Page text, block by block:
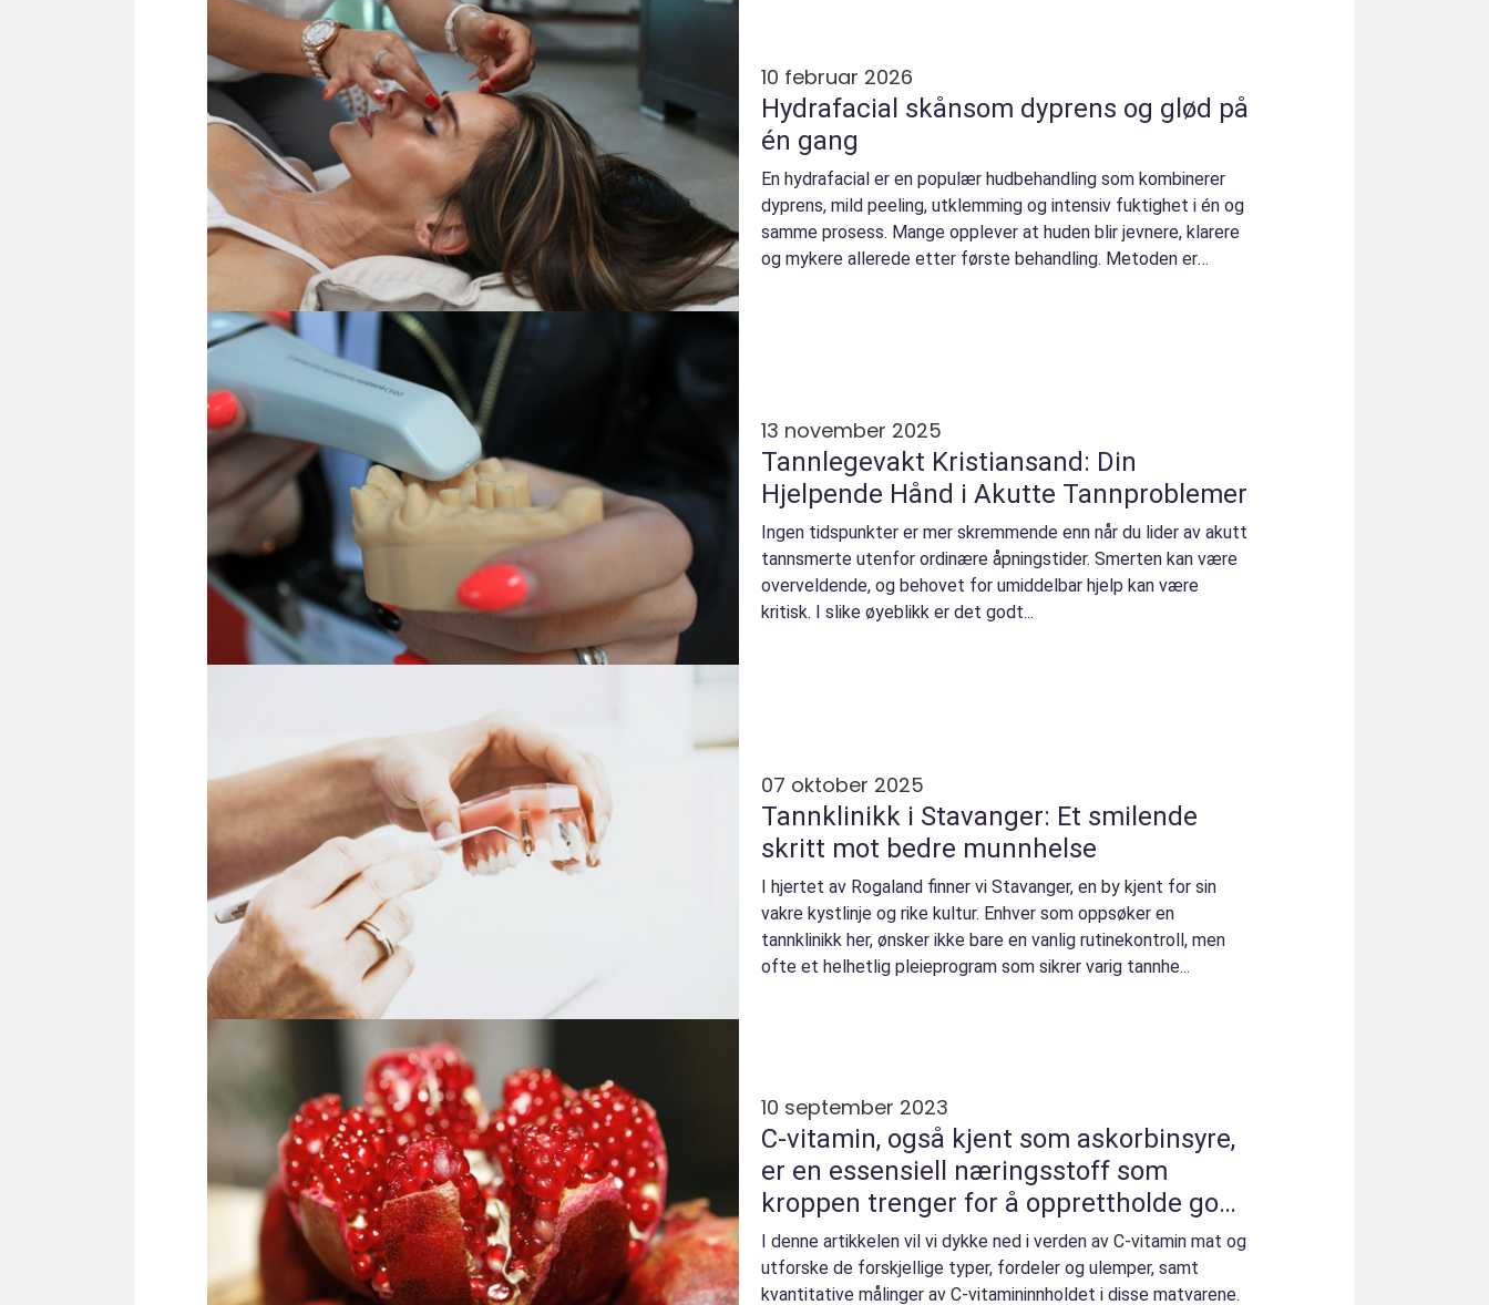
10 februar 2026
Hydrafacial skånsom dyprens og glød på
én gang
En hydrafacial er en populær hudbehandling som kombinerer
dyprens, mild peeling, utklemming og intensiv fuktighet i én og
samme prosess. Mange opplever at huden blir jevnere, klarere
og mykere allerede etter første behandling. Metoden er
13 november 2025
Tannlegevakt Kristiansand: Din
Hjelpende Hånd i Akutte Tannproblemer
Ingen tidspunkter er mer skremmende enn når du lider av akutt
tannsmerte utenfor ordinære åpningstider. Smerten kan være
overveldende, og behovet for umiddelbar hjelp kan være
kritisk. I slike øyeblikk er det godt...
07 oktober 2025
Tannklinikk i Stavanger: Et smilende
skritt mot bedre munnhelse
I hjertet av Rogaland finner vi Stavanger, en by kjent for sin
vakre kystlinje og rike kultur. Enhver som oppsøker en
tannklinikk her, ønsker ikke bare en vanlig rutinekontroll, men
ofte et helhetlig pleieprogram som sikrer varig tannhe...
10 september 2023
C-vitamin, også kjent som askorbinsyre,
er en essensiell næringsstoff som
kroppen trenger for å opprettholde god
helse
I denne artikkelen vil vi dykke ned i verden av C-vitamin mat og
utforske de forskjellige typer, fordeler og ulemper, samt
kvantitative målinger av C-vitamininnholdet i disse matvarene.